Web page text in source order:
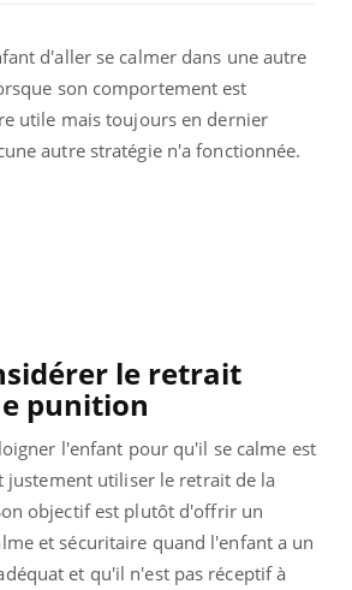
d'aller se calmer dans une autre
son comportement est
utile mais toujours en dernier
autre stratégie n'a fonctionnée.
le retrait
punition
l'enfant pour qu'il se calme est
justement utiliser le retrait de la
objectif est plutôt d'offrir un
et sécuritaire quand l'enfant a un
et qu'il n'est pas réceptif à